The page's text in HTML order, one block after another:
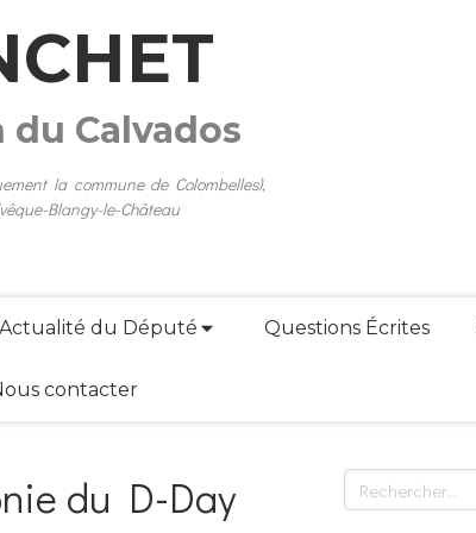
Calvados
la commune de Colombelles),
Blangy-le-Château
Actualité du Député Questions Écrites
contacter
du D-Day
Rechercher